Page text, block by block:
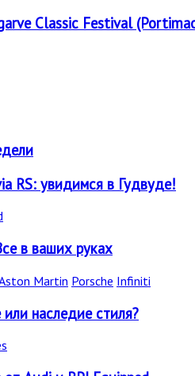
Classic Festival
RS: увидимся в Гудвуде!
в ваших руках
Martin Porsche Infiniti
наследие стиля?